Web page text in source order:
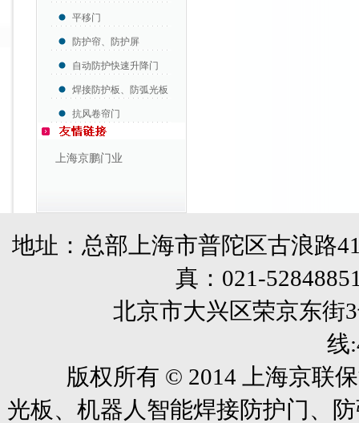
平移门
防护帘、防护屏
自动防护快速升降门
焊接防护板、防弧光板
抗风卷帘门
上海京鹏门业
地址：总部上海市普陀区古浪路
真： 021-
北京市大兴区荣京东街3
线
版权所有 © 2014 上海京联
光板、机器人智能焊接防护门、